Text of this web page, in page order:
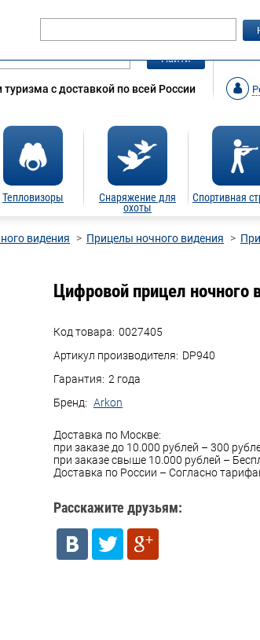
Найти
с доставкой по всей России
Тепловизоры
Снаряжение для
охоты
Спортивная
видения Прицелы ночного видения
Цифровой прицел ночного
Код товара: 0027405
Артикул производителя: DP940
Гарантия: 2 года
Бренд: Arkon
Доставка по Москве:
при заказе до 10.000 рублей – 300
при заказе свыше 10.000 рублей –
Доставка по России – Согласно
Расскажите друзьям: